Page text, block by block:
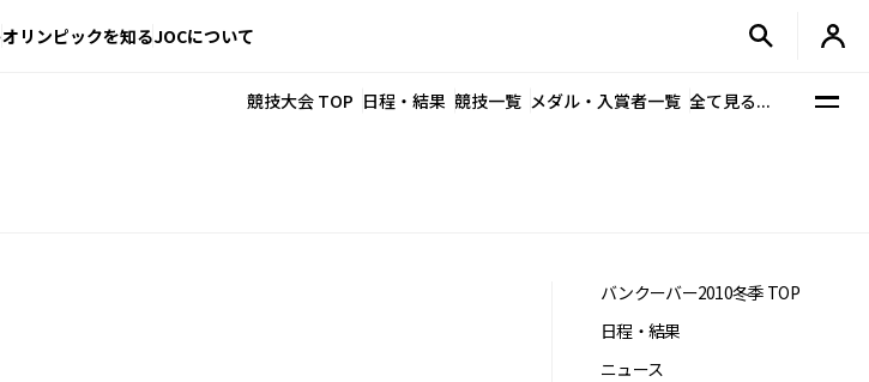
オリンピックを知るJOCについて
競技大会 TOP 日程・結果 競技一覧 メダル・入賞者一覧 全て見る...
バンクーバー2010冬季 TOP
日程・結果
ニュース